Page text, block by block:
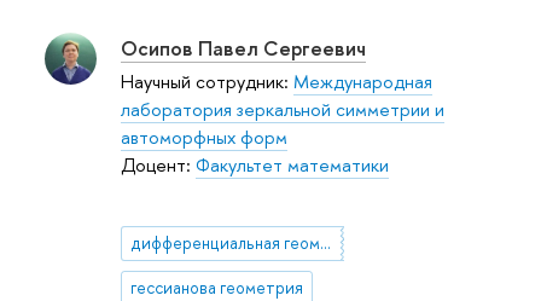
Осипов Павел Сергеевич
Научный сотрудник: Международная
лаборатория зеркальной симметрии и
автоморфных форм
Доцент: Факультет математики
дифференциальная геометрия
гессианова геометрия